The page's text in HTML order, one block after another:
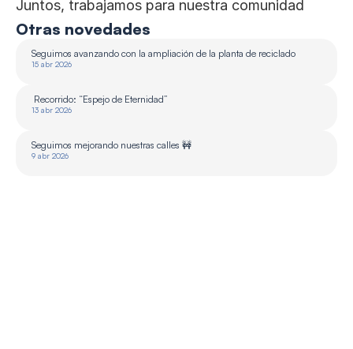
Otras novedades
Seguimos avanzando con la ampliación de la planta de reciclado
15 abr 2026
Recorrido: “Espejo de Eternidad”
13 abr 2026
Seguimos mejorando nuestras calles 🚧
9 abr 2026
Juntos, trabajamos para nuestra comunidad